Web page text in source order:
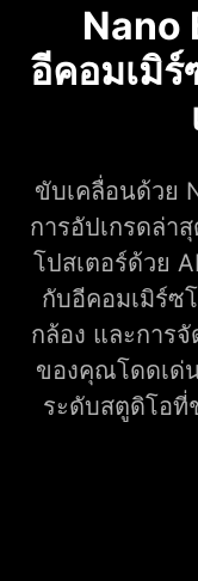
Nano
อีคอมเมิ
ขับเคลื่อนด้วย
การอัปเกรดล่า
โปสเตอร์ด้วย
กับอีคอมเมิร์ซ
กล้อง และการ
ของคุณโดดเด่
ระดับสตูดิโอที่